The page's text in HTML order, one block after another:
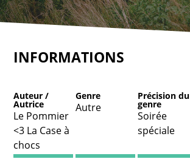
INFORMATIONS
Auteur /
Autrice
Le Pommier
<3 La Case à
chocs
Genre
Autre
Précision du
genre
Soirée
spéciale